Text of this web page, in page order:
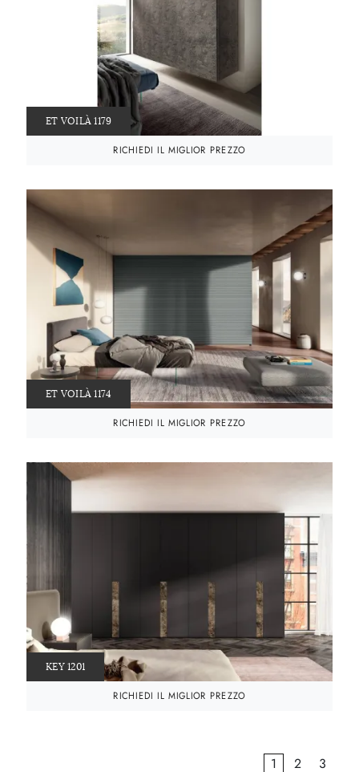
ET VOILÀ 1179
RICHIEDI IL MIGLIOR PREZZO
ET VOILÀ 1174
RICHIEDI IL MIGLIOR PREZZO
KEY 1201
RICHIEDI IL MIGLIOR PREZZO
1 2 3